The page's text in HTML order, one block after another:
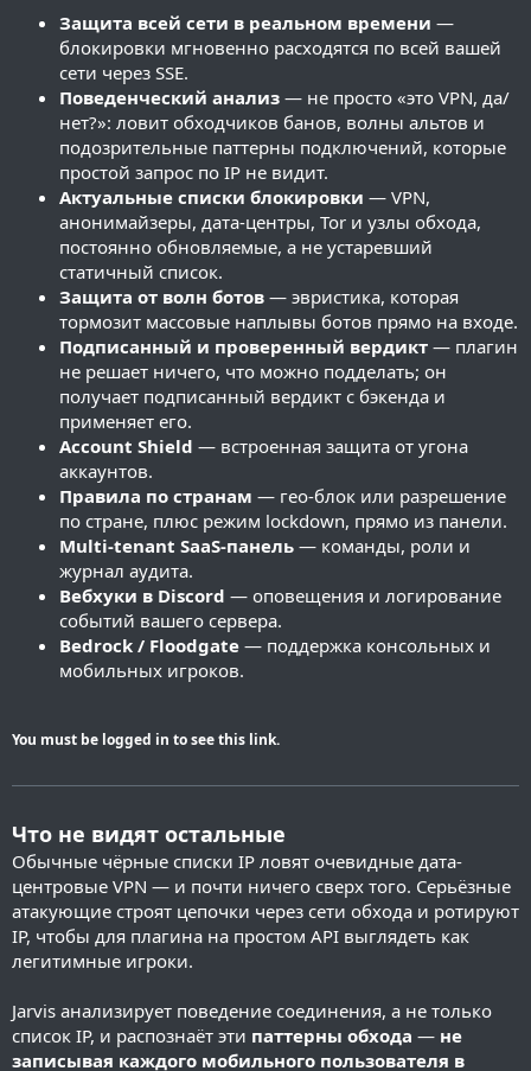
Защита всей сети в реальном времени —
блокировки мгновенно расходятся по всей вашей
сети через SSE.
Поведенческий анализ — не просто «это VPN, да/
нет?»: ловит обходчиков банов, волны альтов и
подозрительные паттерны подключений, которые
простой запрос по IP не видит.
Актуальные списки блокировки — VPN,
анонимайзеры, дата-центры, Tor и узлы обхода,
постоянно обновляемые, а не устаревший
статичный список.
Защита от волн ботов — эвристика, которая
тормозит массовые наплывы ботов прямо на входе.
Подписанный и проверенный вердикт — плагин
не решает ничего, что можно подделать; он
получает подписанный вердикт с бэкенда и
применяет его.
Account Shield — встроенная защита от угона
аккаунтов.
Правила по странам — гео-блок или разрешение
по стране, плюс режим lockdown, прямо из панели.
Multi-tenant SaaS-панель — команды, роли и
журнал аудита.
Вебхуки в Discord — оповещения и логирование
событий вашего сервера.
Bedrock / Floodgate — поддержка консольных и
мобильных игроков.
You must be logged in to see this link.
Что не видят остальные
Обычные чёрные списки IP ловят очевидные дата-
центровые VPN — и почти ничего сверх того. Серьёзные
атакующие строят цепочки через сети обхода и ротируют
IP, чтобы для плагина на простом API выглядеть как
легитимные игроки.
Jarvis анализирует поведение соединения, а не только
список IP, и распознаёт эти паттерны обхода — не
записывая каждого мобильного пользователя в